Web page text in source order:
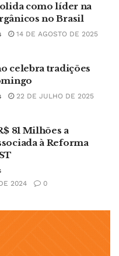
como líder na
no Brasil
14 DE AGOSTO DE 2025
celebra tradições
22 DE JULHO DE 2025
81 Milhões a
à Reforma
2024
0